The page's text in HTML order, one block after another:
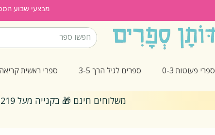
מבצעי שבוע הספר 📖 3 ספרים
ספרי פעוטות 0-3 ספרים לגיל הרך 3-5 ספרי ראשית קריאה
משלוחים חינם 🎁 בקנייה מעל ₪219 לנק' איסוף/ עד הבית בקנייה מעל ₪299